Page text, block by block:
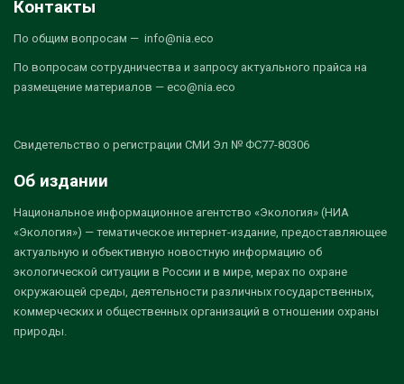
Контакты
По общим вопросам — info@nia.eco
По вопросам сотрудничества и запросу актуального прайса на
размещение материалов — eco@nia.eco
Свидетельство о регистрации СМИ Эл № ФС77-80306
Об издании
Национальное информационное агентство «Экология» (НИА
«Экология») — тематическое интернет-издание, предоставляющее
актуальную и объективную новостную информацию об
экологической ситуации в России и в мире, мерах по охране
окружающей среды, деятельности различных государственных,
коммерческих и общественных организаций в отношении охраны
природы.